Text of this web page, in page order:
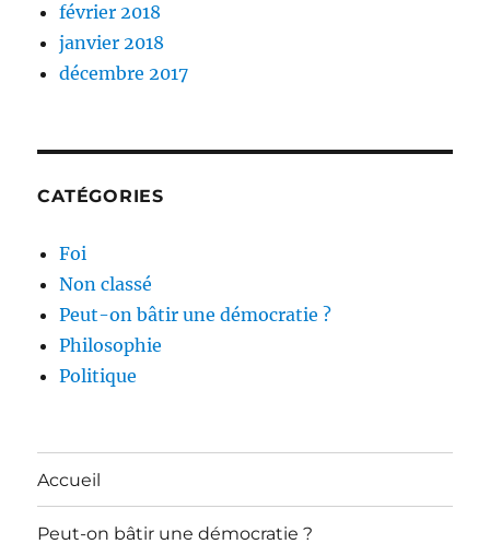
février 2018
janvier 2018
décembre 2017
CATÉGORIES
Foi
Non classé
Peut-on bâtir une démocratie ?
Philosophie
Politique
Accueil
Peut-on bâtir une démocratie ?